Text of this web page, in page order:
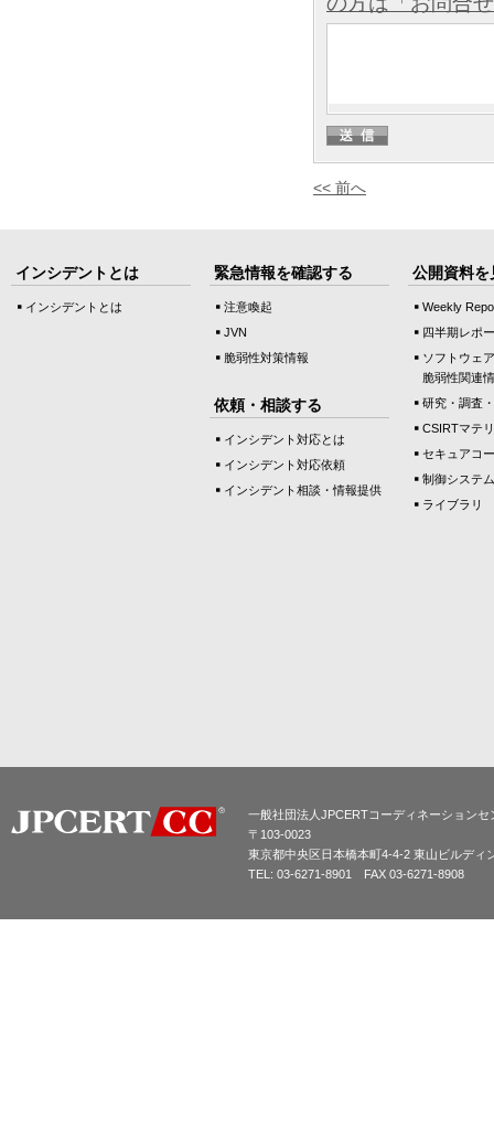
<< 前へ
インシデントとは
インシデントとは
緊急情報を確認する
注意喚起
JVN
脆弱性対策情報
依頼・相談する
インシデント対応とは
インシデント対応依頼
インシデント相談・情報提供
公開資料を
Weekly
四半期レポ
ソフトウェ
脆弱性関連
研究・調査
CSIRTマテ
セキュアコ
制御システ
ライブラリ
一般社団法人JPCERTコーディネーションセ
〒103-0023
東京都中央区日本橋本町4-4-2 東山ビルディ
TEL: 03-6271-8901 FAX 03-6271-8908